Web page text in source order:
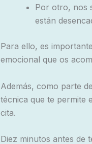
Por otro, nos
están
Para ello, es
emocional que os
Además, como parte
técnica que te permite
cita.
Diez minutos antes de